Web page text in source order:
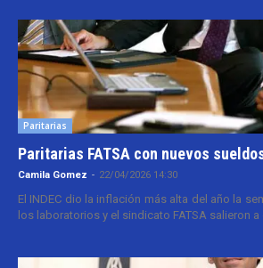
Paritarias
Paritarias FATSA con nuevos
Camila Gomez - 22/04/2026 14:30
El INDEC dio la inflación más alta del año la
los laboratorios y el sindicato FATSA salieron a